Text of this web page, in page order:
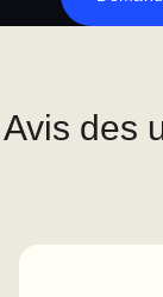
Avis des